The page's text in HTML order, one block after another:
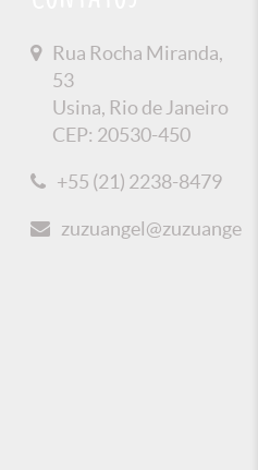
Rua Rocha Miranda,
53
Usina, Rio de Janeiro
CEP: 20530-450
+55 (21) 2238-8479